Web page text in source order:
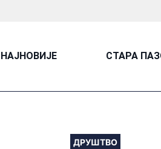
НАЈНОВИЈЕ СТАРА
ДРУШТВО